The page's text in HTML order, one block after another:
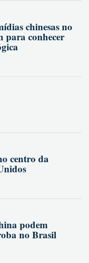
chinesas no
para conhecer
centro da
podem
no Brasil